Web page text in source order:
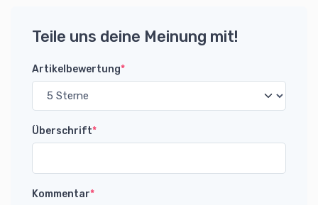
Teile uns deine Meinung mit!
Artikelbewertung*
Überschrift*
Kommentar*